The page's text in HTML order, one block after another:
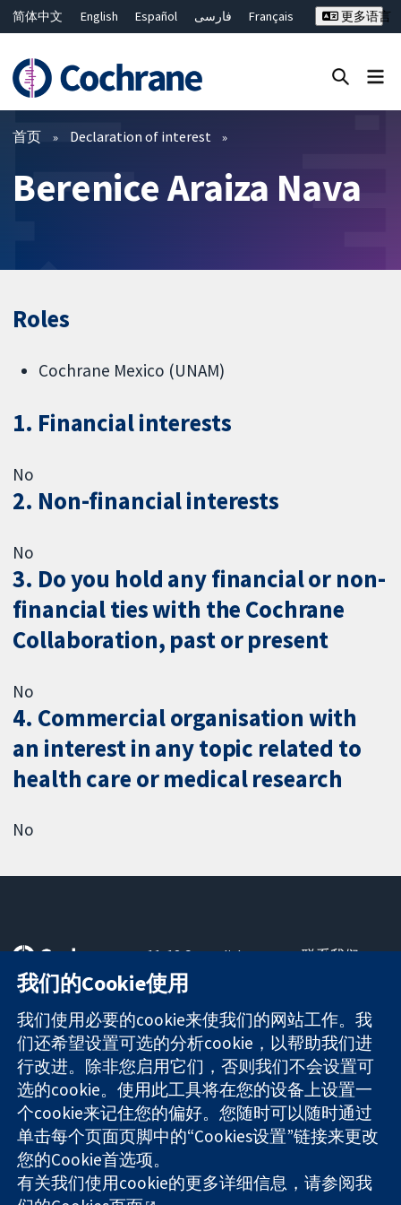
简体中文 English Español فارسی
Français
ไทย
繁體中文
更多语言
过滤
首页 Declaration of interest
Berenice Araiza Nava
Roles
Cochrane Mexico (UNAM)
1. Financial interests
No
2. Non-financial interests
No
3. Do you hold any financial or non-
financial ties with the Cochrane
Collaboration, past or present
No
4. Commercial organisation with
an interest in any topic related to
health care or medical research
No
可信任的证据
知情决定
更完善的医疗健
康
11-13 Cavendish
Square
London
W1G 0AN
United Kingdom
联系我们
关于我们
工作机会
Cochrane
Library
The Cochrane Collaboration is a charity (no. 1045921) and a
company limited by guarantee (no. 03044323) registered in
England & Wales. VAT registration number GB 718 2127 49.
我们的Cookie使用
我们使用必要的cookie来使我们的网站工作。我
们还希望设置可选的分析cookie，以帮助我们进
行改进。除非您启用它们，否则我们不会设置可
选的cookie。使用此工具将在您的设备上设置一
个cookie来记住您的偏好。您随时可以随时通过
单击每个页面页脚中的“Cookies设置”链接来更改
您的Cookie首选项。
有关我们使用cookie的更多详细信息，请参阅我